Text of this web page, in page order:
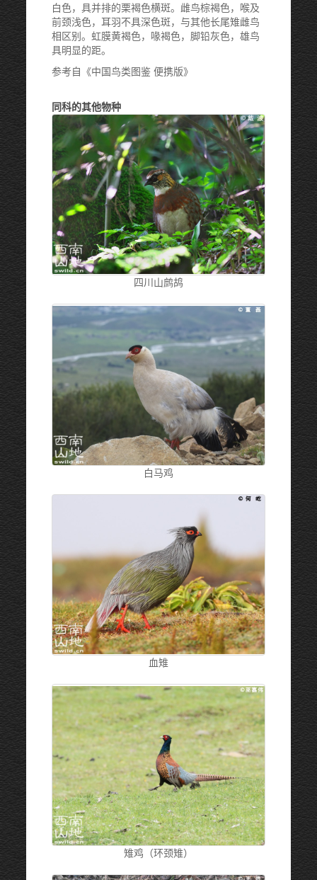
白色，具并排的栗褐色横斑。雌鸟棕褐色，喉及
前颈浅色，耳羽不具深色斑，与其他长尾雉雌鸟
相区别。虹膜黄褐色，喙褐色，脚铅灰色，雄鸟
具明显的距。
参考自《中国鸟类图鉴 便携版》
同科的其他物种
四川山鹧鸪
白马鸡
血雉
雉鸡（环颈雉）